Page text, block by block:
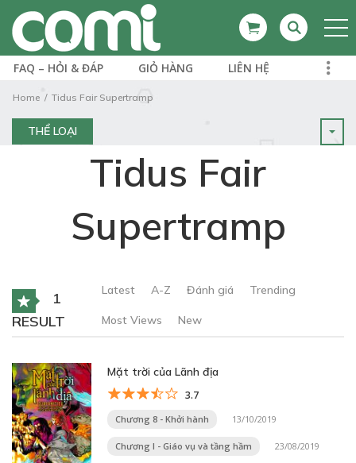
FAQ – HỎI & ĐÁP GIỎ HÀNG LIÊN HỆ
Home Tidus Fair Supertramp
THỂ LOẠI
Tidus Fair
Supertramp
1
RESULT
Latest A-Z Đánh giá Trending
Most Views New
Mặt trời của Lãnh địa
3.7
Chương 8 - Khởi hành 13/10/2019
Chương I - Giáo vụ và tầng hầm 23/08/2019